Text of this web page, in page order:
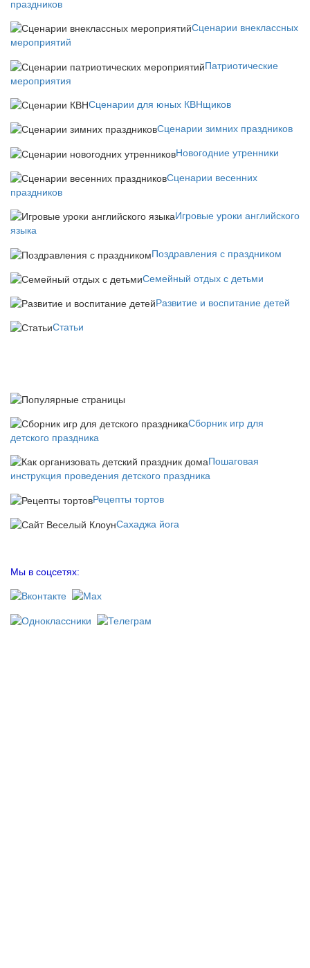
праздников
Сценарии внеклассных
мероприятий
Патриотические
мероприятия
Сценарии для юных КВНщиков
Сценарии зимних праздников
Новогодние утренники
Сценарии весенних
праздников
Игровые уроки английского
языка
Поздравления с праздником
Семейный отдых с детьми
Развитие и воспитание детей
Статьи
Сборник игр для
детского праздника
Пошаговая
инструкция проведения детского праздника
Рецепты тортов
Сахаджа йога
Мы в соцсетях: